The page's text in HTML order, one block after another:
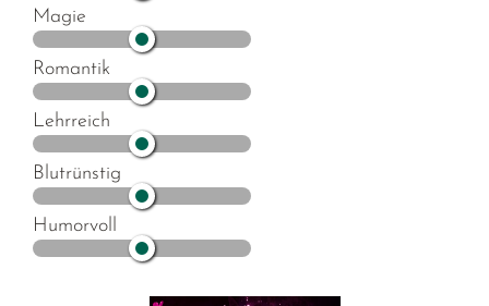
Magie
Romantik
Lehrreich
Blutrünstig
Humorvoll